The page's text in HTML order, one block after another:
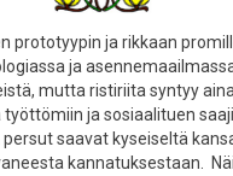
prototyypin ja rikkaan
ja
mutta ristiriita syntyy
ja sosiaalituen
persut saavat kyseiseltä
kannatuksestaan.